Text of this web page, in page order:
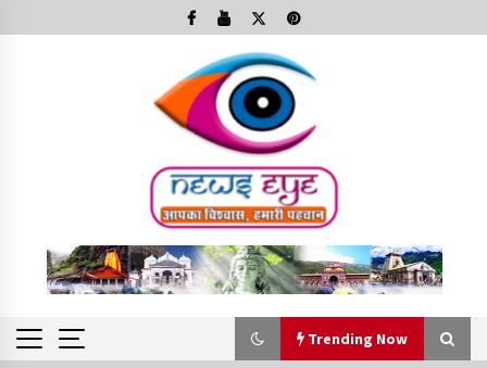
to
Trending Now